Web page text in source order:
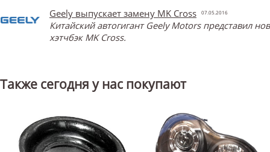
Geely выпускает замену MK Cross 07.05.2016
Китайский автогигант Geely Motors представил
хэтчбэк MK Cross.
Также сегодня у нас покупают